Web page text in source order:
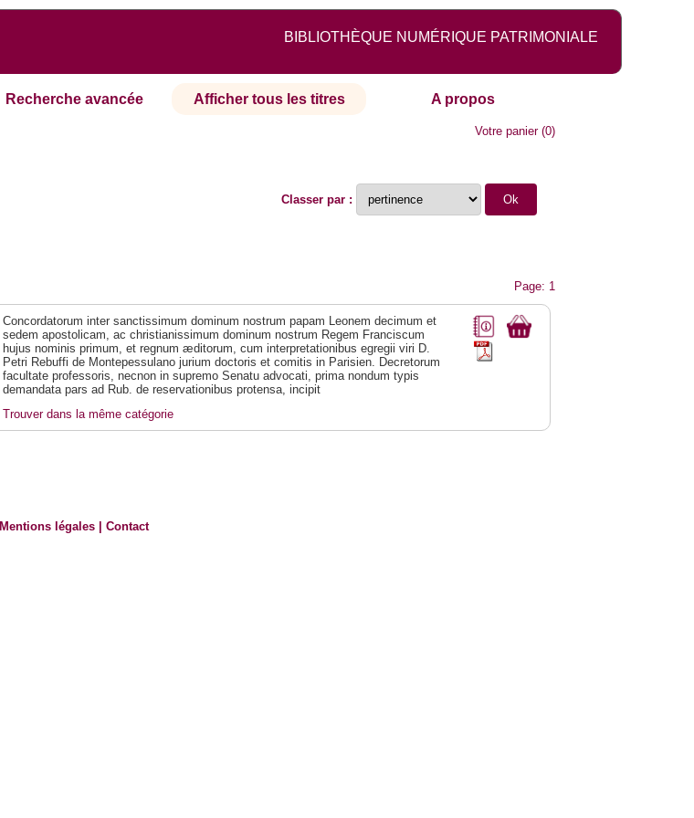
BIBLIOTHÈQUE NUMÉRIQUE PATRIMONIALE
Recherche avancée Afficher tous les titres A propos
Votre panier(0)
Classer par :
Page: 1
Concordatorum inter sanctissimum dominum nostrum papam Leonem decimum et
sedem apostolicam, ac christianissimum dominum nostrum Regem Franciscum
hujus nominis primum, et regnum æditorum, cum interpretationibus egregii viri D.
Petri Rebuffi de Montepessulano jurium doctoris et comitis in Parisien. Decretorum
facultate professoris, necnon in supremo Senatu advocati, prima nondum typis
demandata pars ad Rub. de reservationibus protensa, incipit
Trouver dans la même catégorie
Mentions légales |Contact